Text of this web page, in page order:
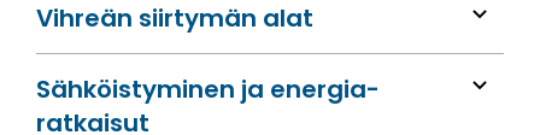
Vihreän siirtymän alat
Sähköis­tyminen ja energia­
ratkaisut